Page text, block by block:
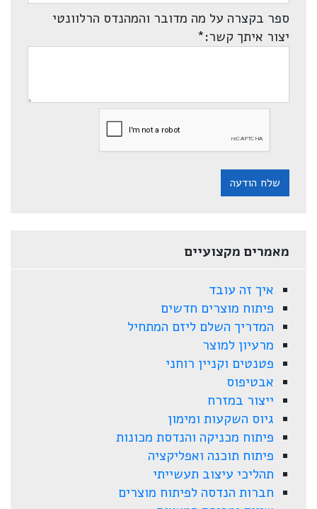
ספר בקצרה על מה מדובר והמהנדס הרלוונטי
יצור איתך קשר:*
שלח הודעה
מאמרים מקצועיים
איך זה עובד
פיתוח מוצרים חדשים
המדריך השלם ליזם המתחיל
מרעיון למוצר
פטנטים וקניין רוחני
אבטיפוס
ייצור במזרח
גיוס השקעות ומימון
פיתוח מכניקה והנדסת מכונות
פיתוח תוכנה ואפליקציה
תהליכי עיצוב תעשייתי
חברות הנדסה לפיתוח מוצרים